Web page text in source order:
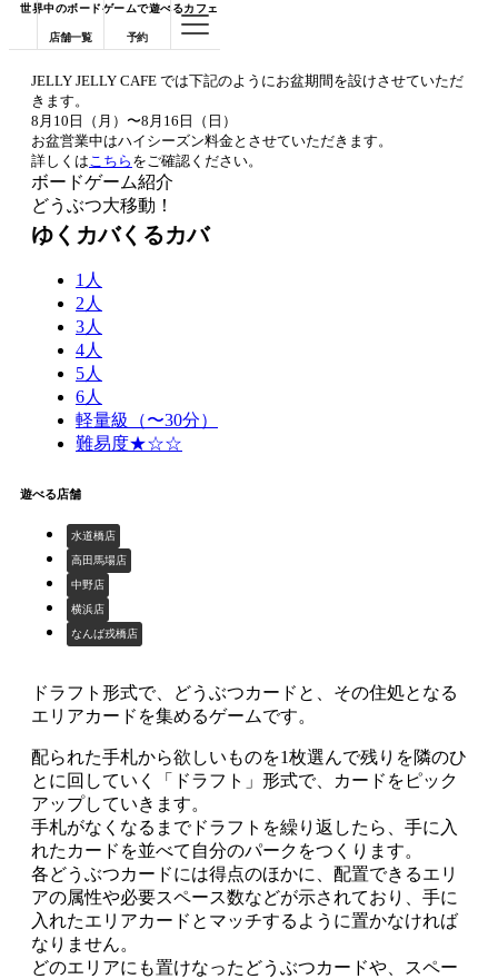
世界中のボードゲームで遊べるカフェ
店舗一覧 予約
JELLY JELLY CAFE では下記のようにお盆期間を設けさせていただ
きます。
8月10日（月）〜8月16日（日）
お盆営業中はハイシーズン料金とさせていただきます。
詳しくはこちら をご確認ください。
ボードゲーム紹介
どうぶつ大移動！
ゆくカバくるカバ
1人
2人
3人
4人
5人
6人
軽量級（〜30分）
難易度★☆☆
遊べる店舗
水道橋店
高田馬場店
中野店
横浜店
なんば戎橋店
ドラフト形式で、どうぶつカードと、その住処となる
エリアカードを集めるゲームです。
配られた手札から欲しいものを1枚選んで残りを隣のひ
とに回していく「ドラフト」形式で、カードをピック
アップしていきます。
手札がなくなるまでドラフトを繰り返したら、手に入
れたカードを並べて自分のパークをつくります。
各どうぶつカードには得点のほかに、配置できるエリ
アの属性や必要スペース数などが示されており、手に
入れたエリアカードとマッチするように置かなければ
なりません。
どのエリアにも置けなったどうぶつカードや、スペー